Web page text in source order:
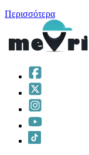
Περισσότερα